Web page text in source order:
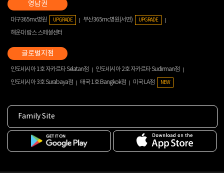
대구365mc병원 UPGRADE 부산365mc병원(서면) UPGRADE
해운대 람스 스페셜센터
인도네시아 1호 자카르타 Selatan점
인도네시아 2호 자카르타 Sudirman점
인도네시아 3호 Surabaya점
태국 1호 Bangkok점 미국 LA점 NEW
Family Site